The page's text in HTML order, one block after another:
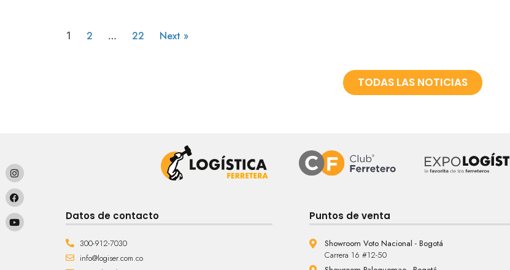
1 2 … 22 Next »
TODAS LAS NOTICIAS
Datos de contacto
300-912-7030
info@logiser.com.co
Puntos de venta
Showroom Voto Nacional - Bogotá
Carrera 16 #12-50